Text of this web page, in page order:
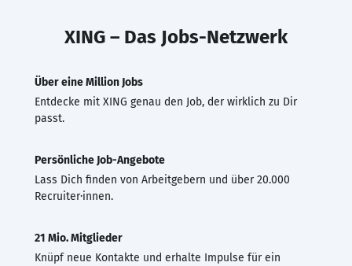
XING – Das Jobs-Netzwerk
Über eine Million Jobs
Entdecke mit XING genau den Job, der wirklich zu Dir
passt.
Persönliche Job-Angebote
Lass Dich finden von Arbeitgebern und über 20.000
Recruiter·innen.
21 Mio. Mitglieder
Knüpf neue Kontakte und erhalte Impulse für ein